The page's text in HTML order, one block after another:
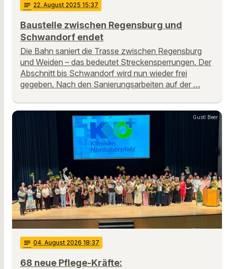
notes 22. August 2025 15:37
Baustelle zwischen Regensburg und
Schwandorf endet
Die Bahn saniert die Trasse zwischen Regensburg
und Weiden – das bedeutet Streckensperrungen. Der
Abschnitt bis Schwandorf wird nun wieder frei
gegeben. Nach den Sanierungsarbeiten auf der …
Gustl Beer
notes 04. August 2026 18:37
68 neue Pflege-Kräfte: